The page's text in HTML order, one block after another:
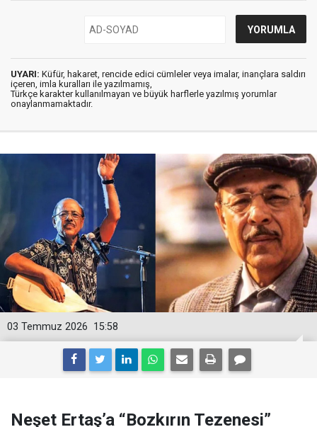
UYARI: Küfür, hakaret, rencide edici cümleler veya imalar, inançlara saldırı
içeren, imla kuralları ile yazılmamış,
Türkçe karakter kullanılmayan ve büyük harflerle yazılmış yorumlar
onaylanmamaktadır.
15:58
03 Temmuz 2026
Neşet Ertaş’a “Bozkırın Tezenesi”